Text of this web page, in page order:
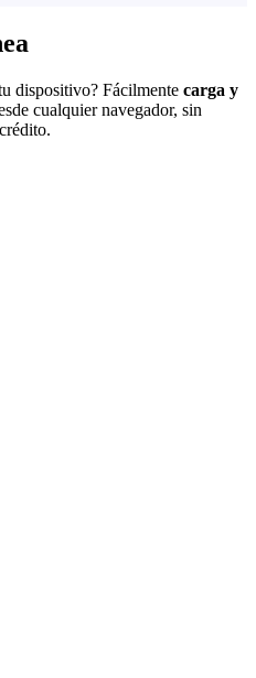
dispositivo? Fácilmente carga y
cualquier navegador, sin